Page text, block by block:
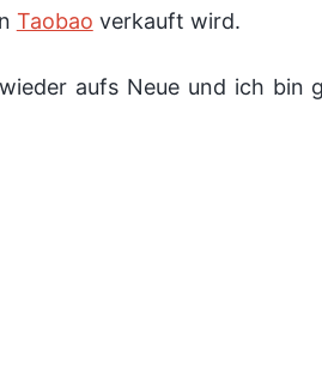
Taobao verkauft wird.
aufs Neue und ich bin